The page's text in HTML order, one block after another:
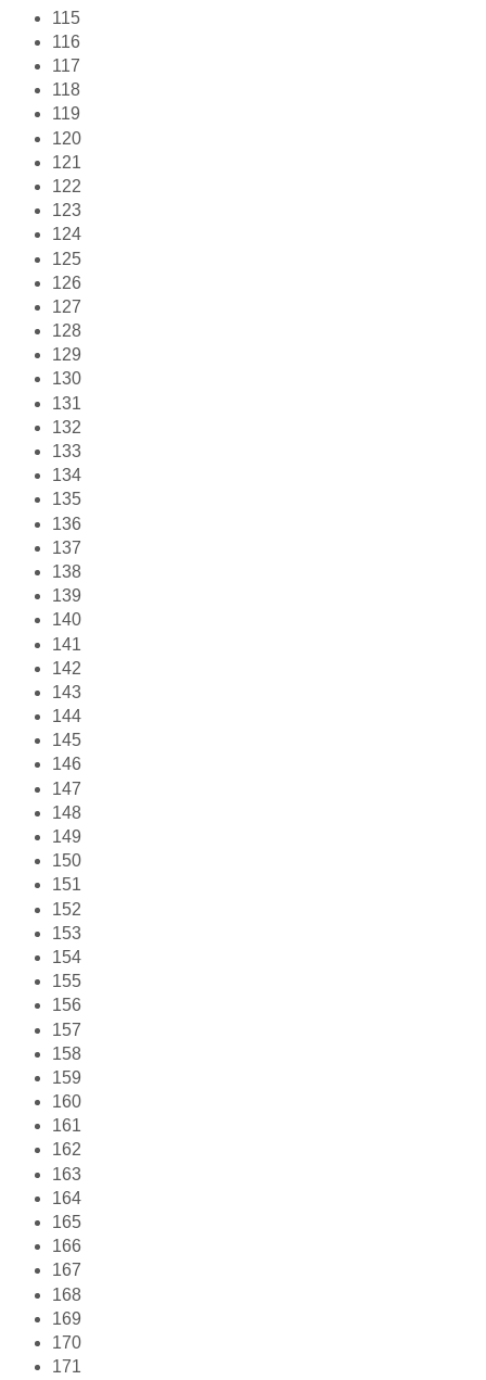
115
116
117
118
119
120
121
122
123
124
125
126
127
128
129
130
131
132
133
134
135
136
137
138
139
140
141
142
143
144
145
146
147
148
149
150
151
152
153
154
155
156
157
158
159
160
161
162
163
164
165
166
167
168
169
170
171